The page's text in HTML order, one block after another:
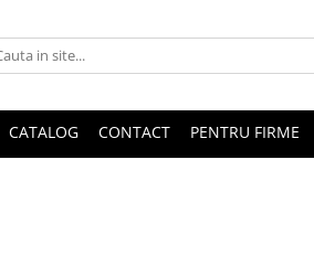
CATALOG CONTACT PENTRU FIRME